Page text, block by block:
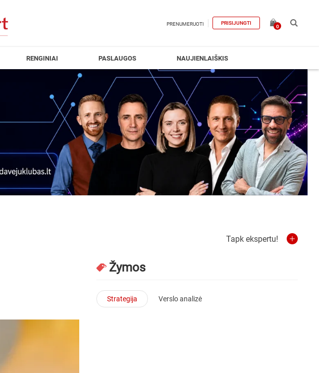
PRENUMERUOTI PRISIJUNGTI
0
RENGINIAI PASLAUGOS NAUJIENLAIŠKIS
Tapk ekspertu!
Žymos
Strategija Verslo analizė